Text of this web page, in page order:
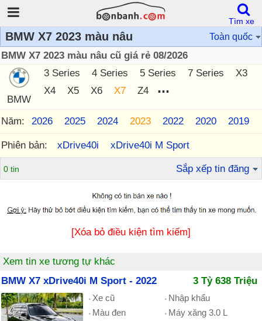
BMW X7 2023 màu nâu Toàn quốc
BMW X7 2023 màu nâu cũ giá rẻ 08/2026
BMW
3 Series 4 Series 5 Series 7 Series
X3
X4
X5 X6 X7 Z4 ...
Năm: 2026 2025 2024 2023 2022 2020 2019
Phiên bản: xDrive40i xDrive40i M Sport
0 tin Sắp xếp tin đăng
[Xóa bỏ điều kiện tìm kiếm]
Xem tin xe tương tự khác
BMW X7 xDrive40i M Sport - 2022
3 Tỷ 638 Triệu
Xe cũ
Nhập khẩu
Màu đen
Máy xăng 3.0 L
Tìm xe